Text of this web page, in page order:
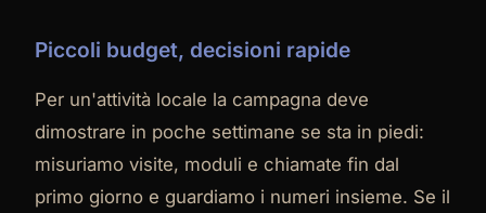
Piccoli budget, decisioni rapide
Per un'attività locale la campagna deve
dimostrare in poche settimane se sta in piedi:
misuriamo visite, moduli e chiamate fin dal
primo giorno e guardiamo i numeri insieme. Se il